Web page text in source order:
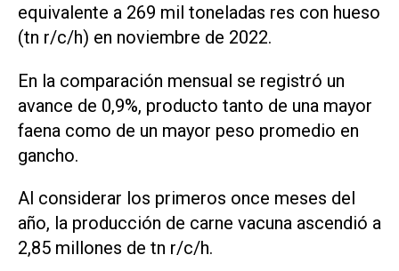
equivalente a 269 mil toneladas res con hueso
(tn r/c/h) en noviembre de 2022.
En la comparación mensual se registró un
avance de 0,9%, producto tanto de una mayor
faena como de un mayor peso promedio en
gancho.
Al considerar los primeros once meses del
año, la producción de carne vacuna ascendió a
2,85 millones de tn r/c/h.